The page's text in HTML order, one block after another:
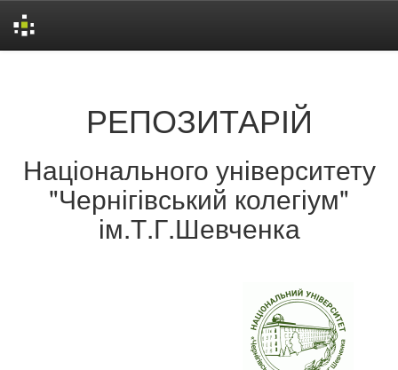
РЕПОЗИТАРІЙ
Національного університету
"Чернігівський колегіум"
ім.Т.Г.Шевченка